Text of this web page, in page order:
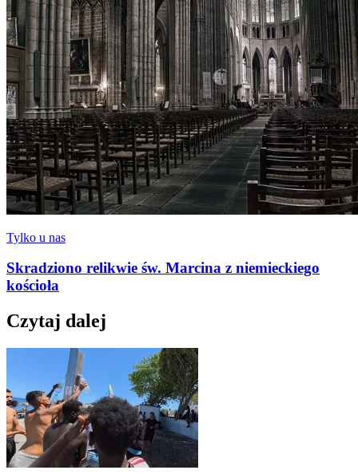
Tylko u nas
Skradziono relikwie św. Marcina z niemieckiego
kościoła
Czytaj dalej